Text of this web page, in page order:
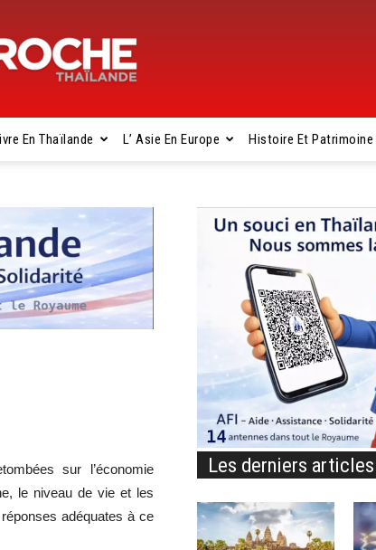
Gavroche
Thaïlande
En Thaïlande L’ Asie En Europe Histoire Et Patrimoine
sur l’économie
le niveau de vie et les
adéquates à ce
Les derniers articles